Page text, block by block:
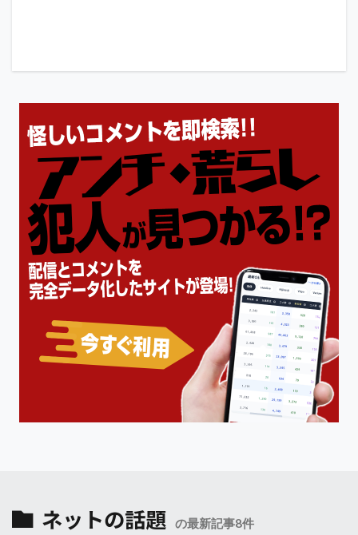
ネットの話題 の最新記事8件